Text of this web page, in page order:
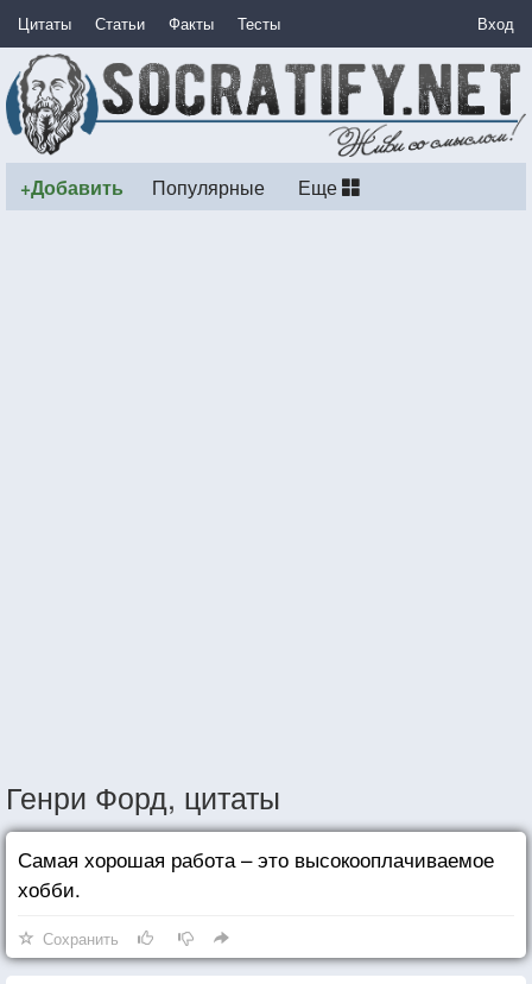
Цитаты Статьи Факты Тесты Вход
+Добавить Популярные Еще
Генри Форд, цитаты
Самая хорошая работа – это высокооплачиваемое
хобби.
Сохранить